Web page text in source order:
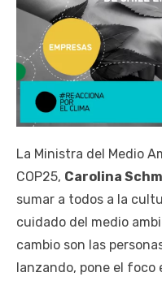
La Ministra del Medio
COP25, Carolina
sumar a todos a la
cuidado del medio
cambio son las
lanzando, pone el foco